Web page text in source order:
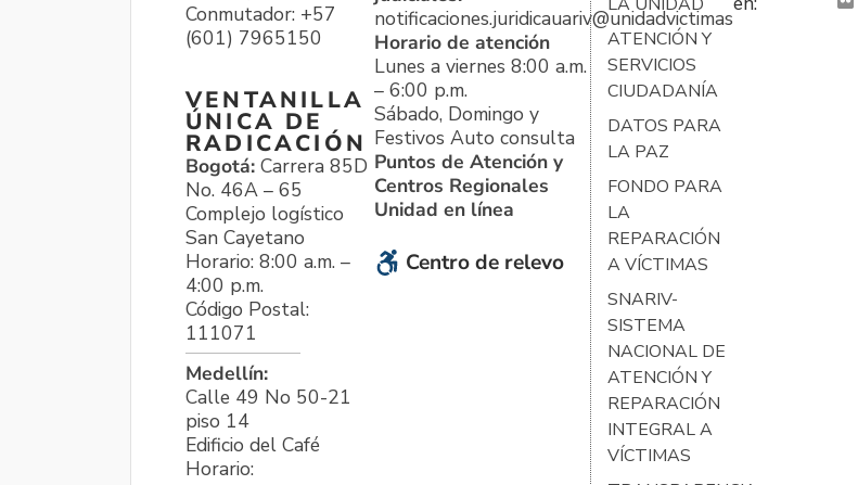
Conmutador: +57
(601) 7965150
VENTANILLA
ÚNICA DE
RADICACIÓN
Bogotá: Carrera 85D
No. 46A – 65
Complejo logístico
San Cayetano
Horario: 8:00 a.m. –
4:00 p.m.
Código Postal:
111071
Medellín:
Calle 49 No 50-21
piso 14
Edificio del Café
Horario:
notificaciones.juridicauariv@unidadvictimas.gov.co
Horario de atención
Lunes a viernes 8:00 a.m.
– 6:00 p.m.
Sábado, Domingo y
Festivos Auto consulta
Puntos de Atención y
Centros Regionales
Unidad en línea
Centro de relevo
ATENCIÓN Y
SERVICIOS
CIUDADANÍA
DATOS PARA
LA PAZ
FONDO PARA
LA
REPARACIÓN
A VÍCTIMAS
SNARIV-
SISTEMA
NACIONAL DE
ATENCIÓN Y
REPARACIÓN
INTEGRAL A
VÍCTIMAS